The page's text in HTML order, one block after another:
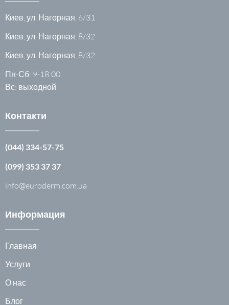
Киев, ул. Нагорная, 6/31
Киев, ул. Нагорная, 8/32
Киев, ул. Нагорная, 8/32
Пн-Сб: 9-18:00
Вс: выходной
Контакти
(044) 334-57-75
(099) 353 37 37
info@euroderm.com.ua
Информация
Главная
Услуги
О нас
Блог